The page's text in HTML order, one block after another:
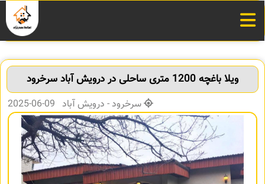
ویلا باغچه 1200 متری ساحلی در درویش آباد سرخرود
سرخرود - درویش آباد 09-06-2025